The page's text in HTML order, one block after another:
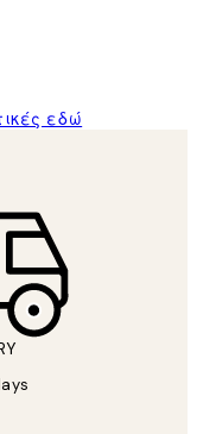
εδώ